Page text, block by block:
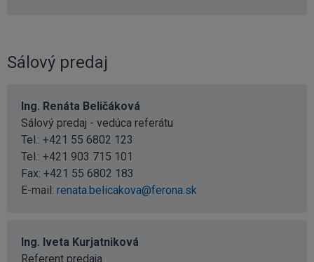
Sálový predaj
Ing. Renáta Beličáková
Sálový predaj - vedúca referátu
Tel.: +421 55 6802 123
Tel.: +421 903 715 101
Fax: +421 55 6802 183
E-mail: renata.belicakova@ferona.sk
Ing. Iveta Kurjatniková
Referent predaja